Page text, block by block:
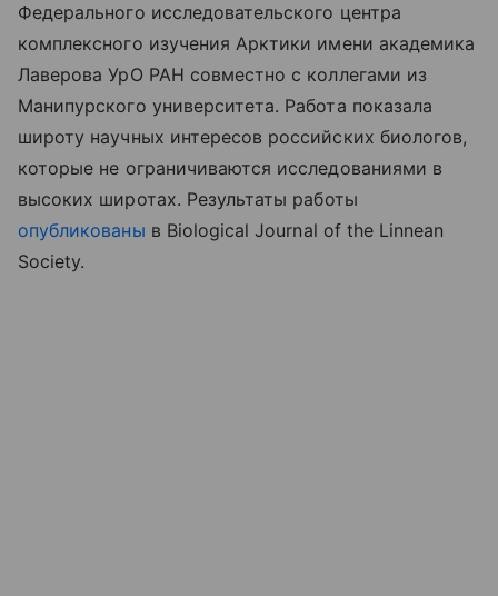
Федерального исследовательского центра
комплексного изучения Арктики имени академика
Лаверова УрО РАН совместно с коллегами из
Манипурского университета. Работа показала
широту научных интересов российских биологов,
которые не ограничиваются исследованиями в
высоких широтах. Результаты работы
опубликованы в Biological Journal of the Linnean
Society.